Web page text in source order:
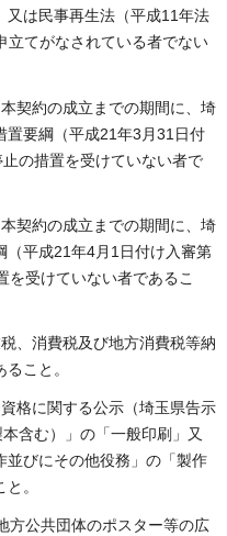
又は民事再生法（平成11年法
立てがなされている者でない
契約の成立までの期間に、埼
置要綱（平成21年3月31日付
の措置を受けていない者で
契約の成立までの期間に、埼
（平成21年4月1日付け入審第
を受けていない者であるこ
、消費税及び地方消費税等納
こと。
格に関する公示（埼玉県告示
含む）」の「一般印刷」又
並びにその他役務」の「製作
。
方公共団体のポスター等の広